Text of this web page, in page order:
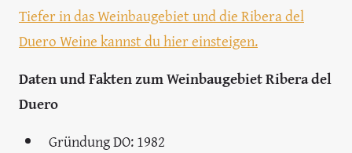
Tiefer in das Weinbaugebiet und die Ribera del
Duero Weine kannst du hier einsteigen.
Daten und Fakten zum Weinbaugebiet Ribera del
Duero
Gründung DO: 1982